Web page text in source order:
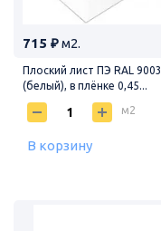
715 ₽м2.
Плоский лист ПЭ RAL 9003
(белый), в плёнке 0,45...
м2
В корзину